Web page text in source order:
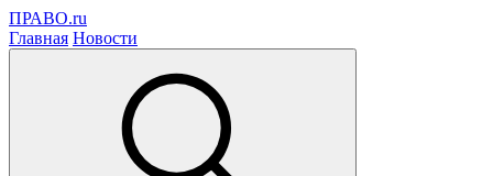
ПРАВО.ru
Главная Новости